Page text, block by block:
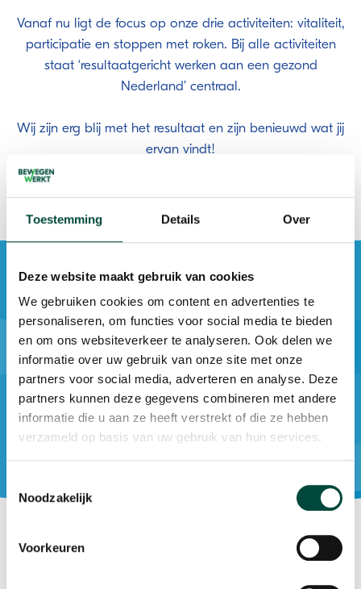
Toestemming Details Over
Deze website maakt gebruik van cookies
We gebruiken cookies om content en advertenties te
personaliseren, om functies voor social media te bieden
en om ons websiteverkeer te analyseren. Ook delen we
informatie over uw gebruik van onze site met onze
partners voor social media, adverteren en analyse. Deze
partners kunnen deze gegevens combineren met andere
informatie die u aan ze heeft verstrekt of die ze hebben
verzameld op basis van uw gebruik van hun services.
Noodzakelijk
Voorkeuren
Vanaf nu ligt de focus op onze drie activiteiten: vitaliteit,
participatie en stoppen met roken. Bij alle activiteiten
staat ‘resultaatgericht werken aan een gezond
Nederland’ centraal.
Wij zijn erg blij met het resultaat en zijn benieuwd wat jij
ervan vindt!
Benieuwd naar onze dienstverlening?
Lees meer over onze drie activiteiten: vitaliteit,
participatie en stoppen met roken.
Lees meer